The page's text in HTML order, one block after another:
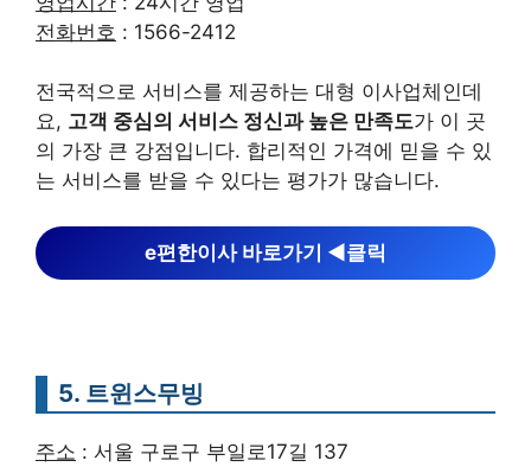
전화번호 : 1566-2412
전국적으로 서비스를 제공하는 대형 이사업체인데
요, 고객 중심의 서비스 정신과 높은 만족도가 이 곳
의 가장 큰 강점입니다. 합리적인 가격에 믿을 수 있
는 서비스를 받을 수 있다는 평가가 많습니다.
e편한이사 바로가기 ◀︎클릭
5. 트윈스무빙
주소 : 서울 구로구 부일로17길 137